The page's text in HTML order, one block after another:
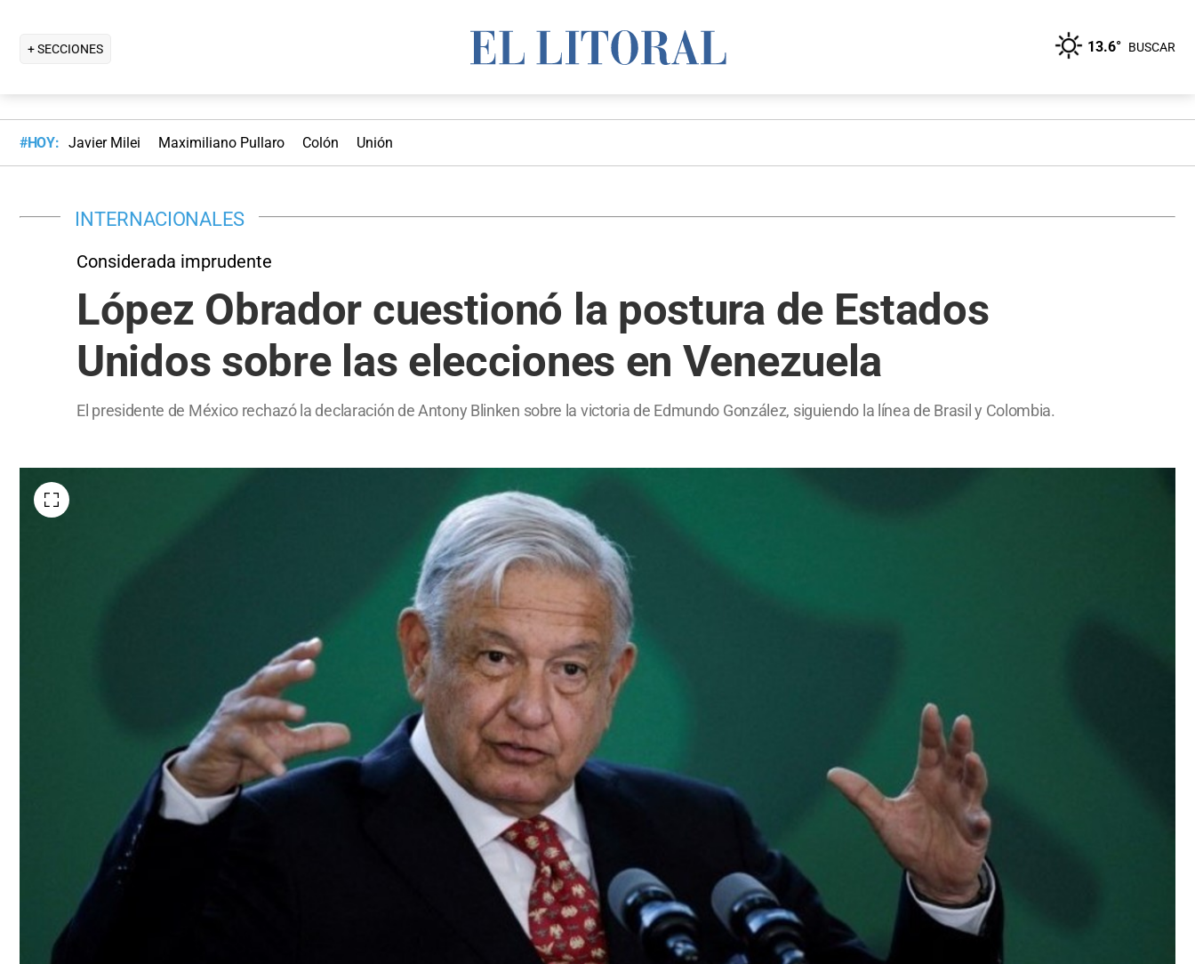
+ SECCIONES 13.6° BUSCAR
#HOY: Javier Milei Maximiliano Pullaro Colón Unión
INTERNACIONALES
Considerada imprudente
López Obrador cuestionó la postura de Estados
Unidos sobre las elecciones en Venezuela
El presidente de México rechazó la declaración de Antony Blinken sobre la victoria de Edmundo González, siguiendo la línea de Brasil y Colombia.